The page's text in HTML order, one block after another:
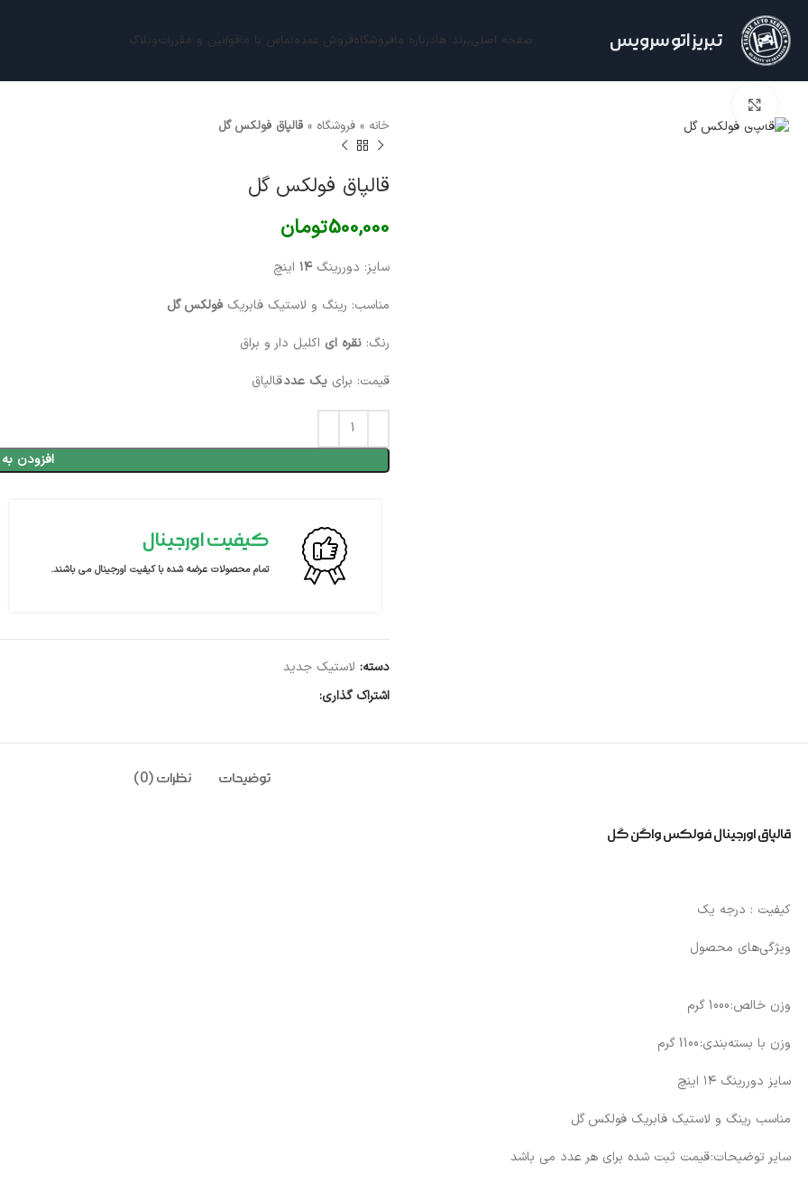
تبریز اتو سرویس صفحه اصلیبرند هادرباره مافروشگاهفروش عمدهتماس با ماقوانین و مقرراتوبلاگ
خانه »فروشگاه »قالپاق فولکس گل
قالپاق فولکس گل
500,000تومان
سایز: دوررینگ۱۴ اینچ
مناسب: رینگ و لاستیک فابریکفولکس گل
رنگ:نقره ای اکلیل دار و براق
قیمت: براییک عددقالپاق
افزودن
کیفیت اورجینال
تمام محصولات عرضه شده با کیفیت اورجینال می باشند.
دسته: لاستیک جدید
اشتراک گذاری:
توضیحات نظرات (0)
قالپاق اورجینال فولکس واگن گل
کیفیت : درجه یک
ویژگی‌های محصول
وزن خالص:1000 گرم
وزن با بسته‌بندی:1100 گرم
سایز دوررینگ ۱۴ اینچ
مناسب رینگ و لاستیک فابریک فولکس گل
سایر توضیحات:قیمت ثبت شده برای هر عدد می باشد